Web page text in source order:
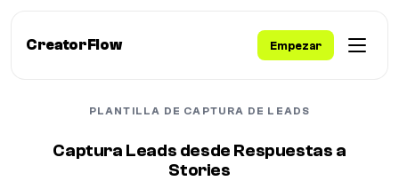
CreatorFlow Empezar
PLANTILLA DE CAPTURA DE LEADS
Captura Leads desde Respuestas a
Stories